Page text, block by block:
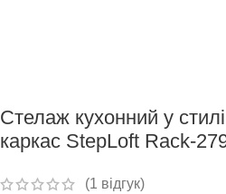
Стелаж кухонний у
каркас StepLoft Rack-
(1 відгук)